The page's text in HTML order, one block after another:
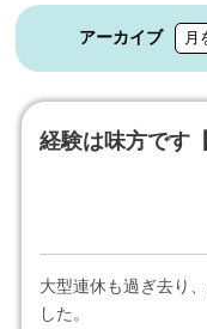
アーカイブ
経験は味方です
大型連休も過ぎ去り
した。